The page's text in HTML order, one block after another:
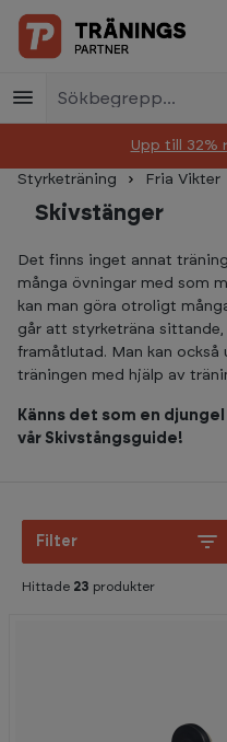
Skip to main content
Upp till 32%
Styrketräning Fria Vikter
Skivstänger
Det finns inget annat
många övningar med som
kan man göra otroligt
går att styrketräna sittande,
framåtlutad. Man kan
träningen med hjälp av
Känns det som en
vår Skivstångsguide!
Filter
Hittade 23 produkter